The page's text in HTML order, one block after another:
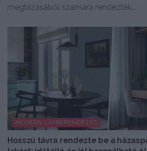
megbízásából számára rendezték...
MODERN LAKBERENDEZÉS
Hosszú távra rendezte be a